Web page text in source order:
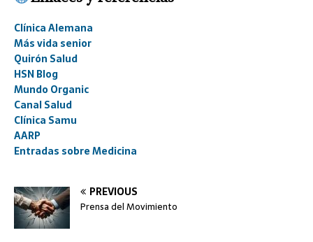
Clínica Alemana
Más vida senior
Quirón Salud
HSN Blog
Mundo Organic
Canal Salud
Clínica Samu
AARP
Entradas sobre Medicina
PREVIOUS
Prensa del Movimiento